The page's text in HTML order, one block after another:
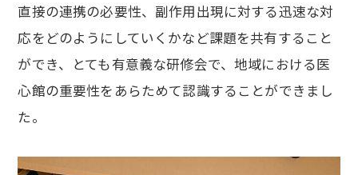
直接の連携の必要性、副作用出現に対する迅速な対
応をどのようにしていくかなど課題を共有すること
ができ、とても有意義な研修会で、地域における医
心館の重要性をあらためて認識することができまし
た。